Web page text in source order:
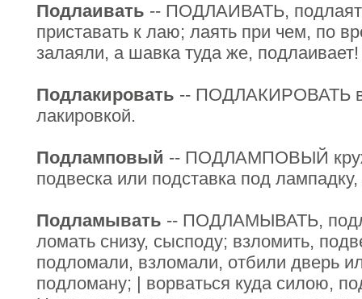
Подлаивать -- ПОДЛАИВАТЬ,
приставать к лаю; лаять при чем, по
залаяли, а шавка туда же, подлаивает!
Подлакировать -- ПОДЛАКИРОВАТЬ
лакировкой.
Подламповый -- ПОДЛАМПОВЫЙ
подвеска или подставка под
Подламывать -- ПОДЛАМЫВАТЬ,
ломать снизу, сысподу; взломить,
подломали, взломали, отбили дверь
подломану; | ворваться куда силою,